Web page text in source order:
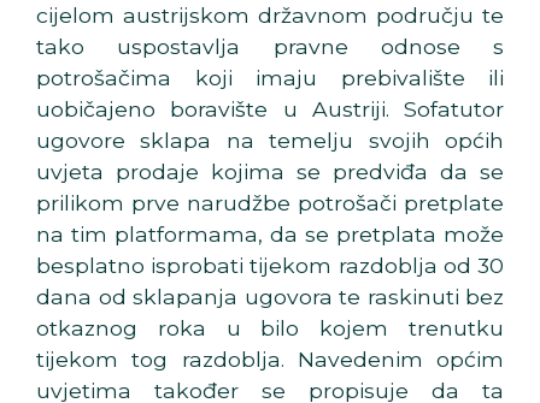
cijelom austrijskom državnom području te
tako uspostavlja pravne odnose s
potrošačima koji imaju prebivalište ili
uobičajeno boravište u Austriji. Sofatutor
ugovore sklapa na temelju svojih općih
uvjeta prodaje kojima se predviđa da se
prilikom prve narudžbe potrošači pretplate
na tim platformama, da se pretplata može
besplatno isprobati tijekom razdoblja od 30
dana od sklapanja ugovora te raskinuti bez
otkaznog roka u bilo kojem trenutku
tijekom tog razdoblja. Navedenim općim
uvjetima također se propisuje da ta